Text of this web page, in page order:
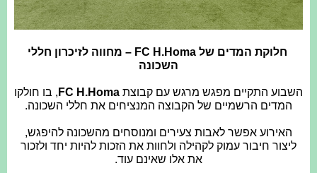
חלוקת המדים של FC H.Homa – מחווה לזיכרון חללי
השכונה
השבוע התקיים מפגש מרגש עם קבוצת FC H.Homa , בו חולקו
המדים הרשמיים של הקבוצה המנציחים את חללי השכונה.
האירוע אפשר לאבות צעירים ומנוסחים מהשכונה להיפגש,
ליצור חיבור עמוק לקהילה ולחוות את הזכות להיות יחד ולזכור
את אלו שאינם עוד.